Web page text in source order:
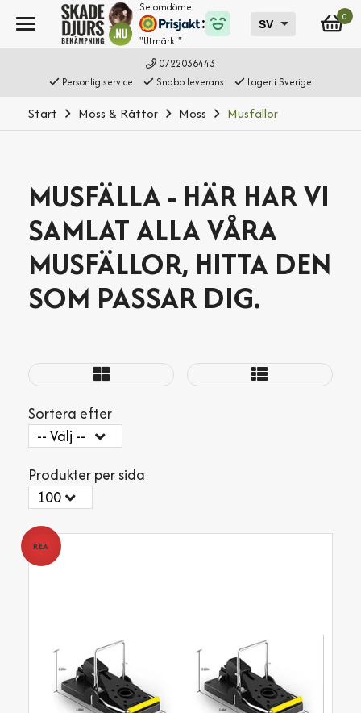
0722036443
Personlig service
Snabb leverans Lager i Sverige
Start Möss & Råttor Möss Musfällor
MUSFÄLLA - HÄR HAR VI
SAMLAT ALLA VÅRA
MUSFÄLLOR, HITTA DEN
SOM PASSAR DIG.
Sortera efter
Produkter per sida
REA
Se omdöme
"Utmärkt"
0